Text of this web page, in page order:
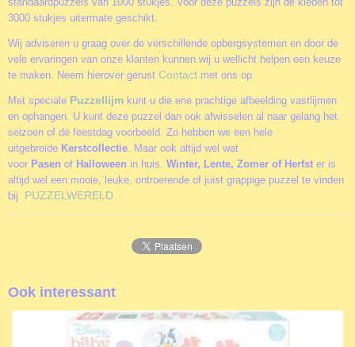
3000 stukjes uitermate geschikt.
Wij adviseren u graag over de verschillende opbergsystemen en door de
vele ervaringen van onze klanten kunnen wij u wellicht helpen een keuze
te maken. Neem hierover gerust Contact met ons op.
Met speciale Puzzellijm kunt u die ene prachtige afbeelding vastlijmen
en ophangen. U kunt deze puzzel dan ook afwisselen al naar gelang het
seizoen of de feestdag voorbeeld. Zo hebben we een hele
uitgebreide Kerstcollectie. Maar ook altijd wel wat
voor Pasen of Halloween in huis. Winter, Lente, Zomer of Herfst er is
altijd wel een mooie, leuke, ontroerende of juist grappige puzzel te vinden
bij PUZZELWERELD
Ook interessant